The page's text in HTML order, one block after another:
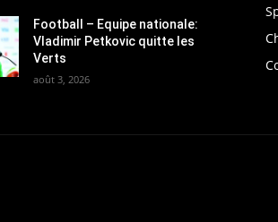
Football – Equipe nationale:
Vladimir Petkovic quitte les
Verts
août 3, 2026